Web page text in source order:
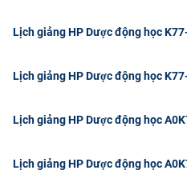
Lịch giảng HP Dược động học
Lịch giảng HP Dược động học
Lịch giảng HP Dược động học
Lịch giảng HP Dược động học